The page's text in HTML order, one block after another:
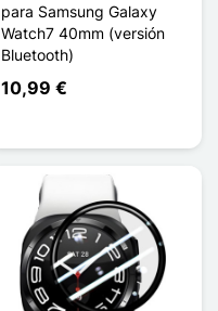
para Samsung Galaxy
Watch7 40mm (versión
Bluetooth)
10,99 €